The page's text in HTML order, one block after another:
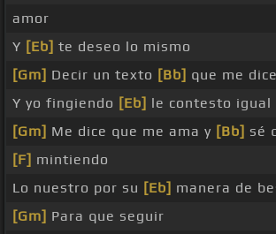
amor
Y [Eb] te deseo lo mismo
[Gm] Decir un texto [Bb] que me
Y yo fingiendo [Eb] le contesto igual
[Gm] Me dice que me ama y [Bb] sé
[F] mintiendo
Lo nuestro por su [Eb] manera de
[Gm] Para que seguir